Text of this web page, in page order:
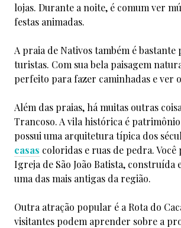
lojas. Durante a noite, é comum ver
festas animadas.
A praia de Nativos também é
turistas. Com sua bela paisagem
perfeito para fazer caminhadas e ver
Além das praias, há muitas outras
Trancoso. A vila histórica é
possui uma arquitetura típica dos
casas coloridas e ruas de pedra. Você
Igreja de São João Batista, construída
uma das mais antigas da região.
Outra atração popular é a Rota do
visitantes podem aprender sobre a